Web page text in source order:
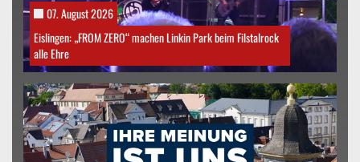
07. August 2026
Eislingen: „FROM ZERO“ machen Linkin Park beim Filstalrock
alle Ehre